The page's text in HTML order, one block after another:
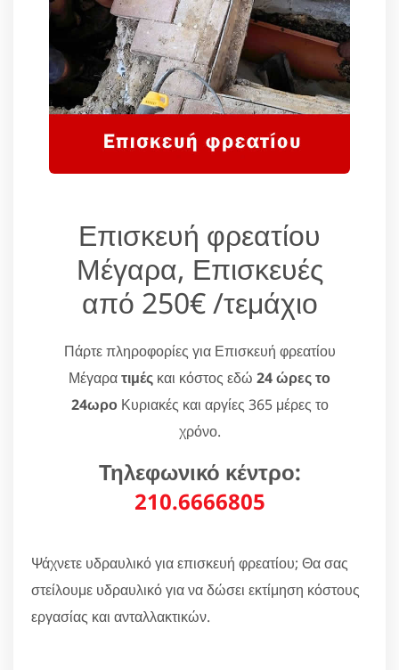
Επισκευή φρεατίου
Μέγαρα, Επισκευές
από 250€ /τεμάχιο
Πάρτε πληροφορίες για Επισκευή φρεατίου
Μέγαρατιμές και κόστος εδώ 24 ώρες το
24ωροΚυριακές και αργίες 365 μέρες το
χρόνο.
Τηλεφωνικό κέντρο:
210.6666805
Ψάχνετε υδραυλικό για επισκευή φρεατίου; Θα σας
στείλουμε υδραυλικό για να δώσει εκτίμηση κόστους
εργασίας και ανταλλακτικών.